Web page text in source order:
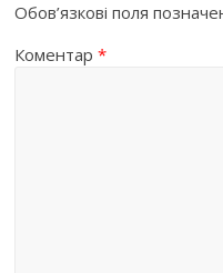
Обов’язкові поля
Коментар*